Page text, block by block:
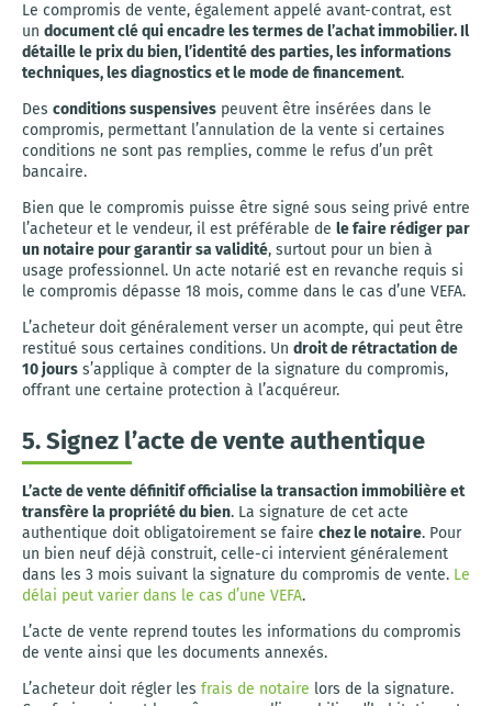
Le compromis de vente, également appelé avant-contrat, est
un document clé qui encadre les termes de l’achat immobilier. Il
détaille le prix du bien, l’identité des parties, les informations
techniques, les diagnostics et le mode de financement.
Des conditions suspensives peuvent être insérées dans le
compromis, permettant l’annulation de la vente si certaines
conditions ne sont pas remplies, comme le refus d’un prêt
bancaire.
Bien que le compromis puisse être signé sous seing privé entre
l’acheteur et le vendeur, il est préférable de le faire rédiger par
un notaire pour garantir sa validité, surtout pour un bien à
usage professionnel. Un acte notarié est en revanche requis si
le compromis dépasse 18 mois, comme dans le cas d’une VEFA.
L’acheteur doit généralement verser un acompte, qui peut être
restitué sous certaines conditions. Un droit de rétractation de
10 jours s’applique à compter de la signature du compromis,
offrant une certaine protection à l’acquéreur.
5. Signez l’acte de vente authentique
L’acte de vente définitif officialise la transaction immobilière et
transfère la propriété du bien. La signature de cet acte
authentique doit obligatoirement se faire chez le notaire. Pour
un bien neuf déjà construit, celle-ci intervient généralement
dans les 3 mois suivant la signature du compromis de vente. Le
délai peut varier dans le cas d’une VEFA.
L’acte de vente reprend toutes les informations du compromis
de vente ainsi que les documents annexés.
L’acheteur doit régler les frais de notaire lors de la signature.